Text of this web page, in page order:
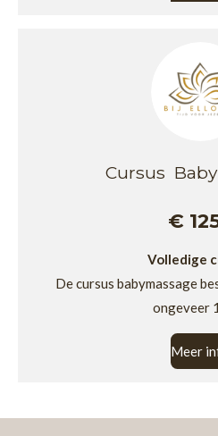
Cursus
€
Volledige
De cursus babymassage
ongeveer
Meer